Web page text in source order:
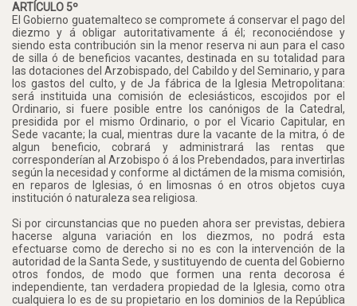
ARTÍCULO 5º
El Gobierno guatemalteco se compromete á conservar el pago del
diezmo y á obligar autoritativamente á él; reconociéndose y
siendo esta contribución sin la menor reserva ni aun para el caso
de silla ó de beneficios vacantes, destinada en su totalidad para
las dotaciones del Arzobispado, del Cabildo y del Seminario, y para
los gastos del culto, y de Ja fábrica de la Iglesia Metropolitana:
será instituida una comisión de eclesiásticos, escojidos por el
Ordinario, si fuere posible entre los canónigos de la Catedral,
presidida por el mismo Ordinario, o por el Vicario Capitular, en
Sede vacante; la cual, mientras dure la vacante de la mitra, ó de
algun beneficio, cobrará y administrará las rentas que
corresponderían al Arzobispo ó á los Prebendados, para invertirlas
según la necesidad y conforme al dictámen de la misma comisión,
en reparos de Iglesias, ó en limosnas ó en otros objetos cuya
institución ó naturaleza sea religiosa.
Si por circunstancias que no pueden ahora ser previstas, debiera
hacerse alguna variación en los diezmos, no podrá esta
efectuarse como de derecho si no es con la intervención de la
autoridad de la Santa Sede, y sustituyendo de cuenta del Gobierno
otros fondos, de modo que formen una renta decorosa é
independiente, tan verdadera propiedad de la Iglesia, como otra
cualquiera lo es de su propietario en los dominios de la República